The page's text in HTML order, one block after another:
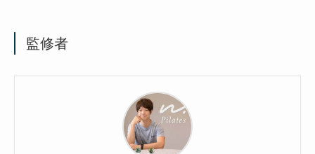
監修者